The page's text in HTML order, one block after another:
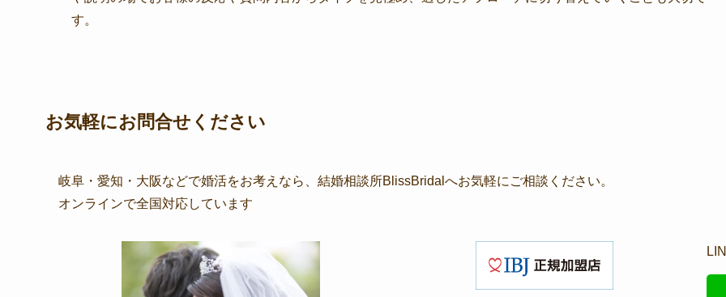
す。
お気軽にお問合せください
岐阜・愛知・大阪などで婚活をお考えなら、結婚相談所BlissBridalへお気軽にご相談ください。
オンラインで全国対応しています